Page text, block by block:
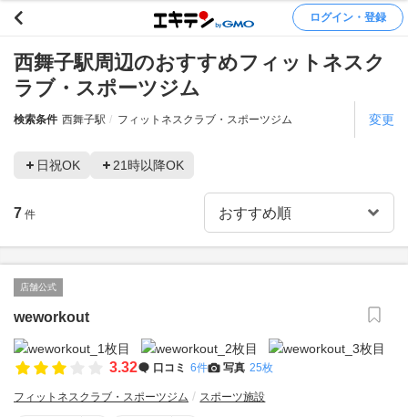
ログイン・登録
西舞子駅周辺のおすすめフィットネスク
ラブ・スポーツジム
検索条件 西舞子駅 フィットネスクラブ・スポーツジム 変更
日祝OK 21時以降OK
7 件
店舗公式
weworkout
3.32 口コミ 6件 写真 25枚
フィットネスクラブ・スポーツジム スポーツ施設